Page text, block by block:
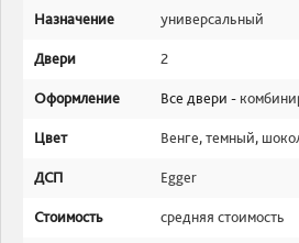
Назначение универсальный
Двери 2
Оформление Все двери -
Цвет Венге,темный,
ДСП Egger
Стоимость средняя стоимость